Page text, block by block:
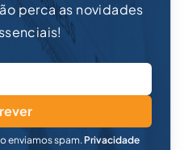
perca as novidades
enviamos spam. Privacidade